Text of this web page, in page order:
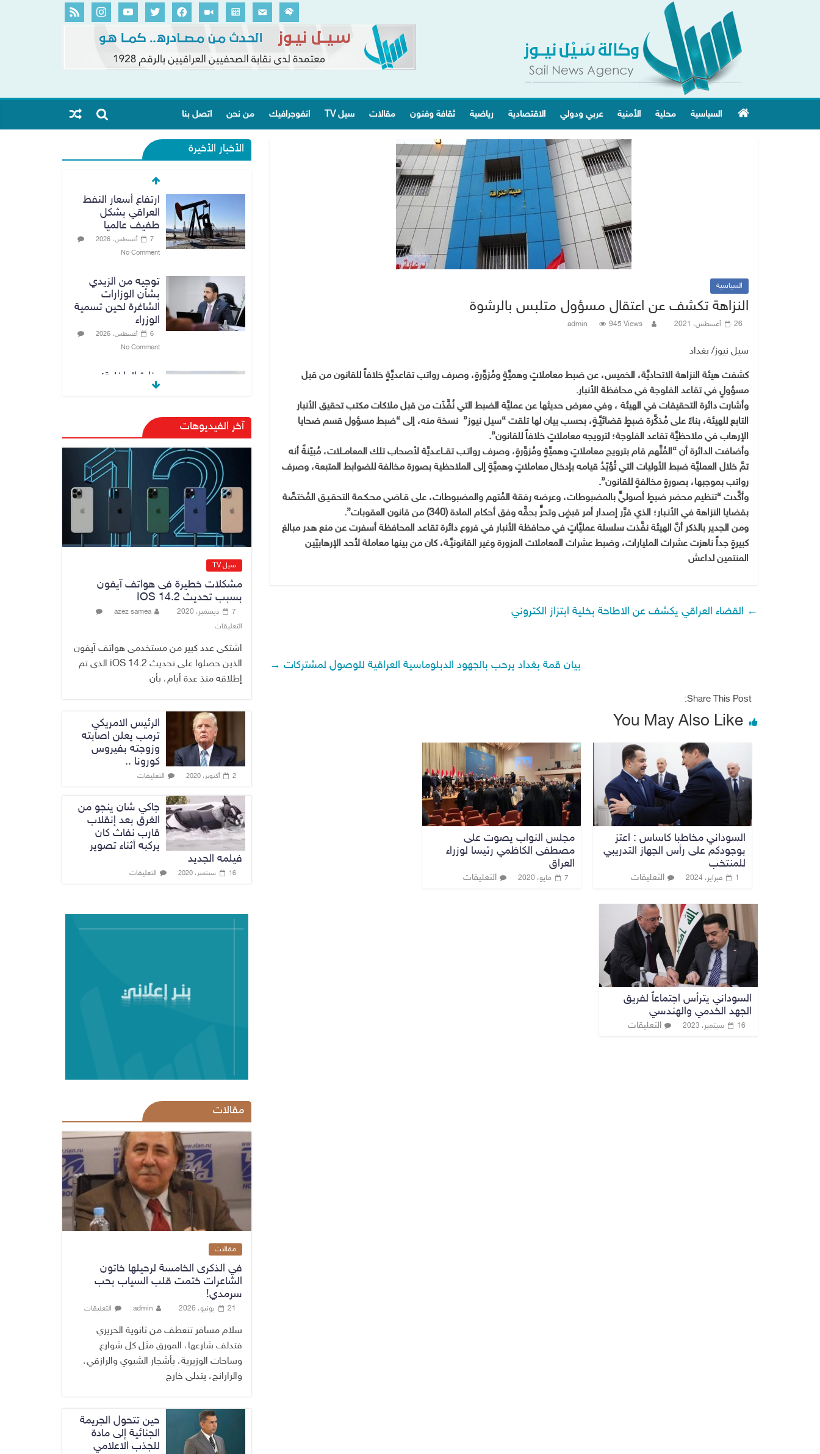
السياسية محلية الأمنية عربي ودولي الاقتصادية رياضية ثقافة وفنون مقالات سيل TV انفوجرافيك من نحن اتصل بنا
السياسية
النزاهة تكشف عن اعتقال مسؤول متلبس بالرشوة
26 أغسطس، 2021 admin 945 Views
سيل نيوز/ بغداد
كشفت هيئة النزاهة الاتحاديَّة، الخميس، عن ضبط معاملاتٍ وهميَّةٍ ومُزوَّرةٍ، وصرف رواتب تقاعديَّةٍ خلافاً للقانون من قبل
مسؤولٍ في تقاعد الفلوجة في محافظة الأنبار.
وأشارت دائرة التحقيقات في الهيئة ، وفي معرض حديثها عن عمليَّة الضبط التي نُفِّذَت من قبل ملاكات مكتب تحقيق الأنبار
التابع للهيئة، بناءً على مُذكَّرة ضبطٍ قضائيَّـةٍ، بحسب بيان لها تلقت “سيل نيوز” نسخة منه، إلى “ضبط مسؤول قسم ضحايا
الإرهاب في ملاحظيَّة تقاعد الفلوجة؛ لترويجه معاملاتٍ خلافاً للقانون”.
وأضافت الدائرة أن “المُتَّهم قام بترويج معاملاتٍ وهميَّةٍ ومُزوَّرةٍ، وصرف رواتـب تقــاعـديَّة لأصحاب تلك المعامــلات، مُبيّنةً أنه
تمَّ خلال العمليَّة ضبط الأوليات التي تُؤيّدُ قيامه بإدخال معاملاتٍ وهميَّةٍ إلى الملاحظية بصورة مخالفة للضوابط المتبعة، وصرف
رواتب بموجبها، بصورةٍ مخالفةٍ للقانون”.
وأكَّدت “تنظيم محضر ضبطٍ أصوليٍّ بالمضبوطات، وعرضه رفقة المُتهم والمضبوطات، على قـاضي محـكـمة التحقـيـق المُختصَّة
بقضايا النزاهة في الأنـبار؛ الذي قرَّر إصدار أمر قبضٍ وتحرٍّ بحقِّه وفق أحكام المادة (340) من قانون العقوبات”.
ومن الجدير بالذكر أنَّ الهيئة نفَّذت سلسلة عمليَّاتٍ في محافظة الأنبار في فروع دائرة تقاعد المحافظة أسفرت عن منع هدر مبالغ
كبيرةٍ جداً ناهزت عشرات المليارات، وضبط عشرات المعاملات المزورة وغير القانونيَّـة، كان من بينها معاملة لأحد الإرهابيّين
المنتمين لداعش
← القضاء العراقي يكشف عن الاطاحة بخلية ابتزاز الكتروني
بيان قمة بغداد يرحب بالجهود الدبلوماسية العراقية للوصول لمشتركات →
Share This Post:
You May Also Like
السوداني مخاطبا كاساس : اعتز
بوجودكم على رأس الجهاز التدريبي
للمنتخب
1 فبراير، 2024 التعليقات
مجلس النواب يصوت على
مصطفى الكاظمي رئيسا لوزراء
العراق
7 مايو، 2020 التعليقات
السوداني يترأس اجتماعاً لفريق
الجهد الخدمي والهندسي
16 سبتمبر، 2023 التعليقات
الأخبار الأخيرة
ارتفاع أسعار النفط
العراقي بشكل
طفيف عالميا
7 أغسطس، 2026
No Comment
توجيه من الزيدي
بشأن الوزارات
الشاغرة لحين تسمية
الوزراء
6 أغسطس، 2026
No Comment
وزارة الداخلية:
الحدود العراقية
من الأمن والاستقرار
القضاء الأعلى:
القبض على عدد من
موظفي بلدية
الناصرية ومعقبين
مستندات وأختام
مزورة
7 أغسطس، 2026
محكمة أمريكية تلزم
مليون دولار
No Comment
آخر الفيديوهات
سيل TV
مشكلات خطيرة فى هواتف آيفون
بسبب تحديث IOS 14.2
7 ديسمبر، 2020
azez samea
التعليقات
اشتكى عدد كبير من مستخدمى هواتف آيفون
الذين حصلوا على تحديث iOS 14.2 الذى تم
إطلاقه منذ عدة أيام، بأن
الرئيس الامريكي
ترمب يعلن اصابته
وزوجته بفيروس
كورونا ..
2 أكتوبر، 2020 التعليقات
جاكي شان ينجو من
الغرق بعد إنقلاب
قارب نفاث كان
يركبه أثناء تصوير
فيلمه الجديد
16 سبتمبر، 2020 التعليقات
مقالات
مقالات
في الذكرى الخامسة لرحيلها خاتون
الشاعرات ختمت قلب السياب بحب
سرمدي!
21 يونيو، 2026 admin التعليقات
سلام مسافر تنعطف من ثانوية الحريري
فتدلف شارعها، المورق مثل كل شوارع
وساحات الوزيرية، بأشجار الشبوي والرازقي،
والرارانج، يتدلى خارج
حين تتحول الجريمة
الجنائية إلى مادة
للجذب الاعلامي